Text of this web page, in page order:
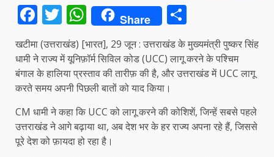
Facebook
Twitter
WhatsApp
Share
खटीमा (उत्तराखंड) [भारत], 29 जून : उत्तराखंड के मुख्यमंत्री पुष्कर सिंह
धामी ने राज्य में यूनिफ़ॉर्म सिविल कोड (UCC) लागू करने के पश्चिम
बंगाल के हालिया प्रस्ताव की तारीफ़ की है, और उत्तराखंड में UCC लागू
करते समय अपनी पिछली बातों को याद किया।
CM धामी ने कहा कि UCC को लागू करने की कोशिशें, जिन्हें सबसे पहले
उत्तराखंड ने आगे बढ़ाया था, अब देश भर के हर राज्य अपना रहे हैं, जिससे
पूरे देश को फ़ायदा हो रहा है।